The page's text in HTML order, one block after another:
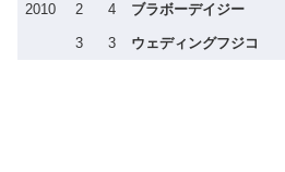
2010 2 4 ブラボーデイジー
3 3 ウェディングフジコ